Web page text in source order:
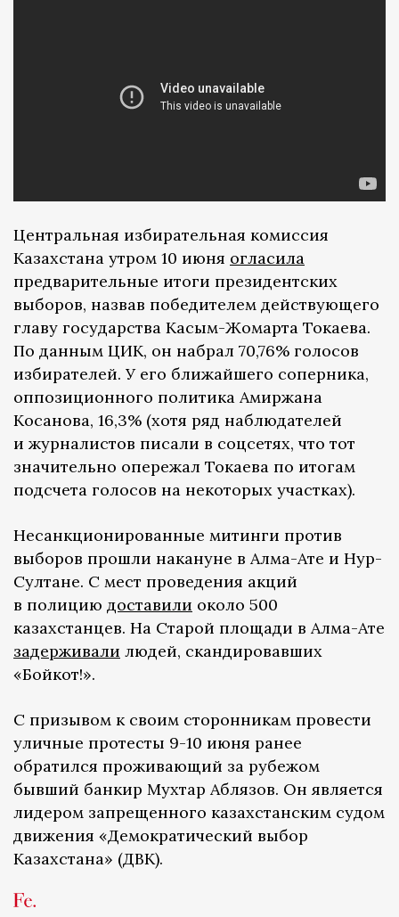
Центральная избирательная комиссия
Казахстана утром 10 июня огласила
предварительные итоги президентских
выборов, назвав победителем действующего
главу государства Касым-Жомарта Токаева.
По данным ЦИК, он набрал 70,76% голосов
избирателей. У его ближайшего соперника,
оппозиционного политика Амиржана
Косанова, 16,3% (хотя ряд наблюдателей
и журналистов писали в соцсетях, что тот
значительно опережал Токаева по итогам
подсчета голосов на некоторых участках).
Несанкционированные митинги против
выборов прошли накануне в Алма-Ате и Нур-
Султане. С мест проведения акций
в полицию доставили около 500
казахстанцев. На Старой площади в Алма-Ате
задерживали людей, скандировавших
«Бойкот!».
С призывом к своим сторонникам провести
уличные протесты 9-10 июня ранее
обратился проживающий за рубежом
бывший банкир Мухтар Аблязов. Он является
лидером запрещенного казахстанским судом
движения «Демократический выбор
Казахстана» (ДВК).